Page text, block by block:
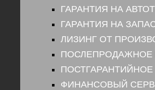
ГАРАНТИЯ НА
ГАРАНТИЯ НА
ЛИЗИНГ ОТ
ПОСЛЕПРОДАЖНОЕ
ФИНАНСОВЫЙ